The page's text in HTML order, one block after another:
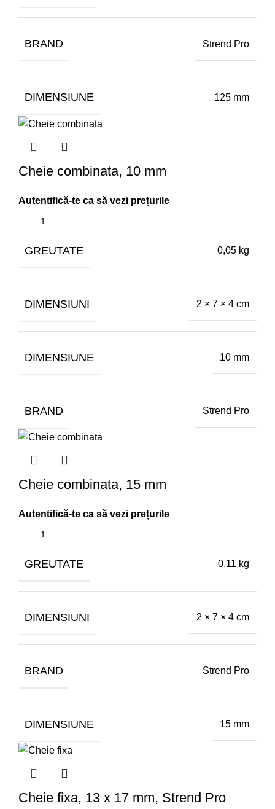
BRAND Strend Pro
DIMENSIUNE 125 mm
Cheie combinata, 10 mm
GREUTATE 0,05 kg
DIMENSIUNI 2 × 7 × 4 cm
DIMENSIUNE 10 mm
BRAND Strend Pro
Cheie combinata, 15 mm
GREUTATE 0,11 kg
DIMENSIUNI 2 × 7 × 4 cm
BRAND Strend Pro
DIMENSIUNE 15 mm
Cheie fixa, 13 x 17 mm, Strend Pro